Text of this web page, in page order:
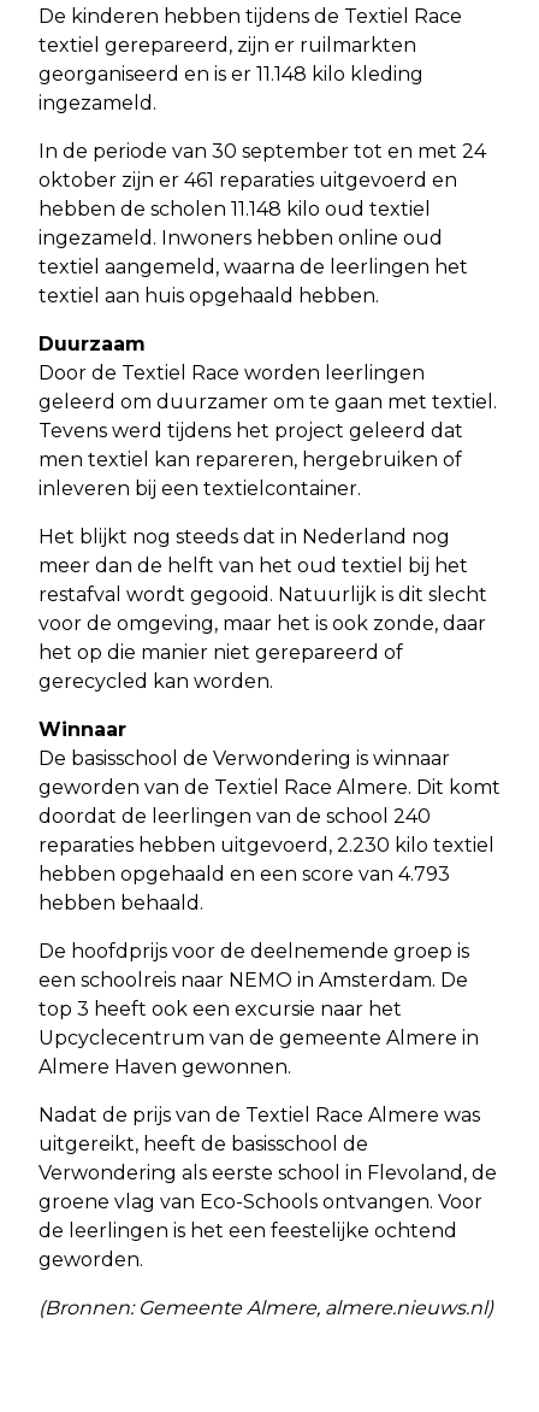
De kinderen hebben tijdens de Textiel Race
textiel gerepareerd, zijn er ruilmarkten
georganiseerd en is er 11.148 kilo kleding
ingezameld.
In de periode van 30 september tot en met 24
oktober zijn er 461 reparaties uitgevoerd en
hebben de scholen 11.148 kilo oud textiel
ingezameld. Inwoners hebben online oud
textiel aangemeld, waarna de leerlingen het
textiel aan huis opgehaald hebben.
Duurzaam
Door de Textiel Race worden leerlingen
geleerd om duurzamer om te gaan met textiel.
Tevens werd tijdens het project geleerd dat
men textiel kan repareren, hergebruiken of
inleveren bij een textielcontainer.
Het blijkt nog steeds dat in Nederland nog
meer dan de helft van het oud textiel bij het
restafval wordt gegooid. Natuurlijk is dit slecht
voor de omgeving, maar het is ook zonde, daar
het op die manier niet gerepareerd of
gerecycled kan worden.
Winnaar
De basisschool de Verwondering is winnaar
geworden van de Textiel Race Almere. Dit komt
doordat de leerlingen van de school 240
reparaties hebben uitgevoerd, 2.230 kilo textiel
hebben opgehaald en een score van 4.793
hebben behaald.
De hoofdprijs voor de deelnemende groep is
een schoolreis naar NEMO in Amsterdam. De
top 3 heeft ook een excursie naar het
Upcyclecentrum van de gemeente Almere in
Almere Haven gewonnen.
Nadat de prijs van de Textiel Race Almere was
uitgereikt, heeft de basisschool de
Verwondering als eerste school in Flevoland, de
groene vlag van Eco-Schools ontvangen. Voor
de leerlingen is het een feestelijke ochtend
geworden.
(Bronnen: Gemeente Almere, almere.nieuws.nl)